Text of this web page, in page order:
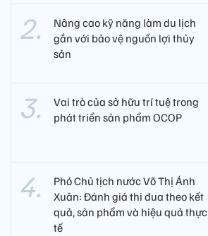
Nâng cao kỹ năng làm du lịch
gắn với bảo vệ nguồn lợi thủy
sản
Vai trò của sở hữu trí tuệ trong
phát triển sản phẩm OCOP
Phó Chủ tịch nước Võ Thị Ánh
Xuân: Đánh giá thi đua theo kết
quả, sản phẩm và hiệu quả thực
tế